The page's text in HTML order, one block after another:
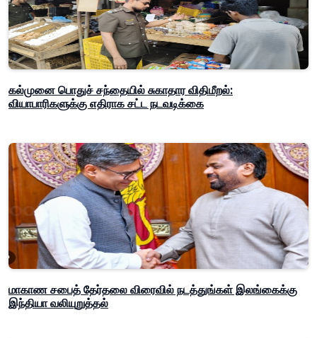
கல்முனை பொதுச் சந்தையில் சுகாதார விதிமீறல்:
வியாபாரிகளுக்கு எதிராக சட்ட நடவடிக்கை
மாகாண சபைத் தேர்தலை விரைவில் நடத்துங்கள் இலங்கைக்கு
இந்தியா வலியுறுத்தல்